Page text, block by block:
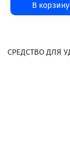
В корзину
СРЕДСТВО ДЛЯ